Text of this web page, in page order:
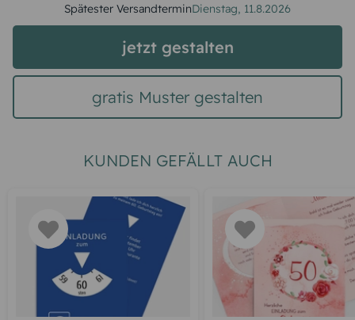
Spätester VersandterminDienstag, 11.8.2026
jetzt gestalten
gratis Muster gestalten
KUNDEN GEFÄLLT AUCH